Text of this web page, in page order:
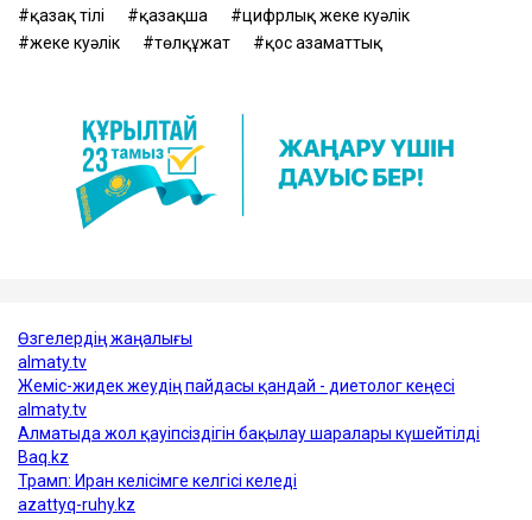
қазақ тілі
қазақша
цифрлық жеке куәлік
жеке куәлік
төлқұжат қос азаматтық